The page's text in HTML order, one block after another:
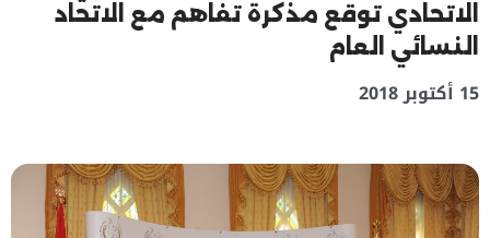
الاتحادي توقع مذكرة تفاهم مع الاتحاد
النسائي العام
15 أكتوبر 2018